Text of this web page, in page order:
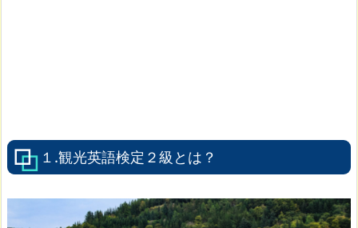
１.観光英語検定２級とは？